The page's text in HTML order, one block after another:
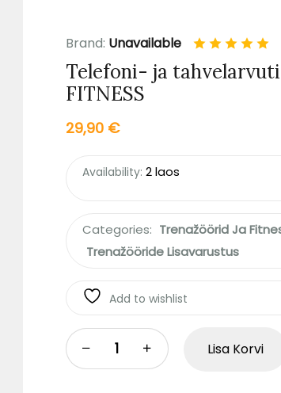
Brand: Unavailable
Telefoni- ja
FITNESS
29,90 €
Availability: 2 laos
Categories: Trenažöörid Ja
Trenažööride Lisavarustus
Add to wishlist
Lisa Korvi